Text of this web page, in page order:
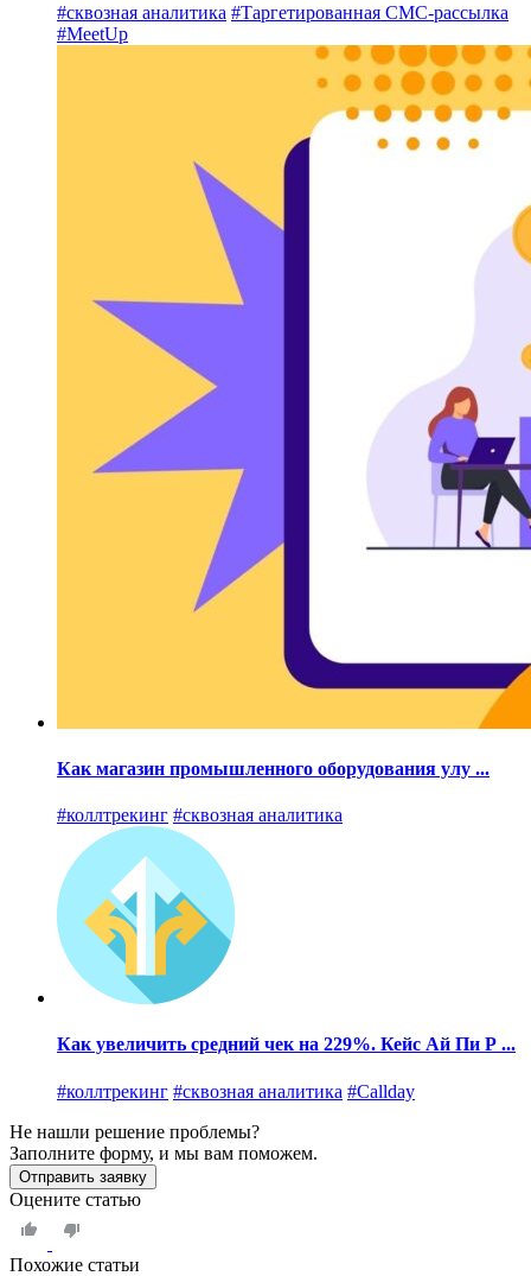
#сквозная аналитика #Таргетированная СМС-рассылка
#MeetUp
Как магазин промышленного оборудования улу ...
#коллтрекинг #сквозная аналитика
Как увеличить средний чек на 229%. Кейс Ай Пи Р ...
#коллтрекинг #сквозная аналитика #Callday
Не нашли решение проблемы?
Заполните форму, и мы вам поможем.
Отправить заявку
Оцените статью
Похожие статьи